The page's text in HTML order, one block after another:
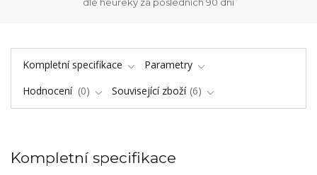
Kompletní specifikace
Parametry
Hodnocení
0 Související zboží 6
Kompletní specifikace